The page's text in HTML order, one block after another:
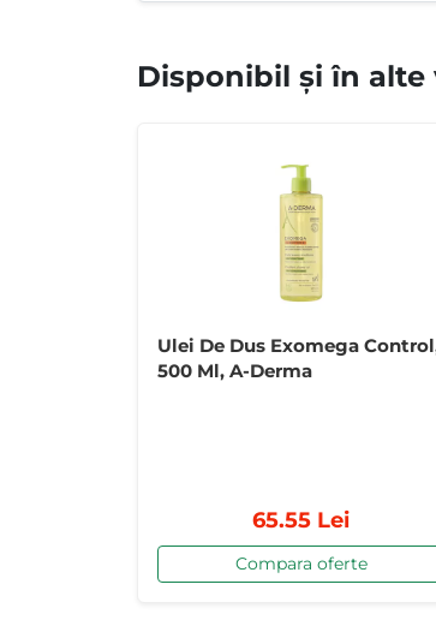
Disponibil și în alte
Ulei De Dus Exomega
500 Ml, A-Derma
65.55 Lei
Compara oferte